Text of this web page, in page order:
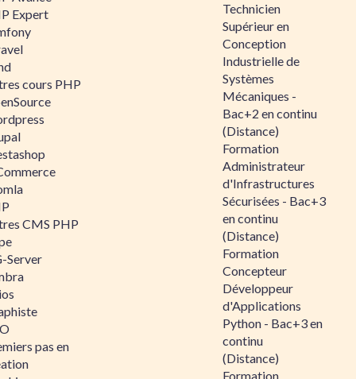
Expert
cours PHP
CMS PHP
Server
pas en
Technicien
Supérieur en
Conception
Industrielle de
Systèmes
Mécaniques -
Bac+2 en continu
(Distance)
Formation
Administrateur
d'Infrastructures
Sécurisées - Bac+3
en continu
(Distance)
Formation
Concepteur
Développeur
d'Applications
Python - Bac+3 en
continu
(Distance)
Formation